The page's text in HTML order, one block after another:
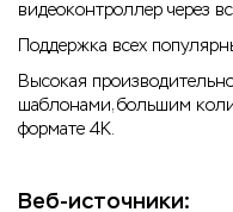
видеоконтроллер через
Поддержка всех
Высокая
шаблонами, большим
формате 4K.
Веб-источники: